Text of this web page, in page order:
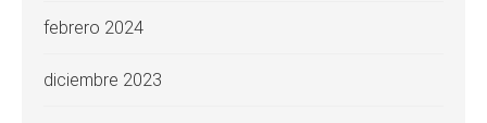
febrero 2024
diciembre 2023